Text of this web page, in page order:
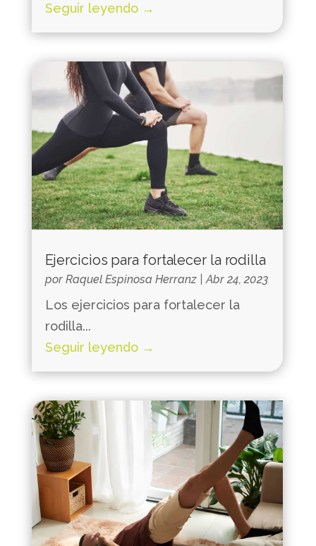
Seguir leyendo →
Ejercicios para fortalecer la rodilla
por Raquel Espinosa Herranz|Abr 24, 2023
Los ejercicios para fortalecer la
rodilla...
Seguir leyendo →